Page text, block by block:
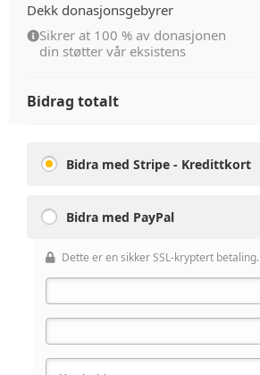
Dekk donasjonsgebyrer
Sikrer at 100 % av donasjonen
din støtter vår eksistens
Bidrag totalt
Bidra med Stripe - Kredittkort
Bidra med PayPal
Dette er en sikker SSL-kryptert betaling.